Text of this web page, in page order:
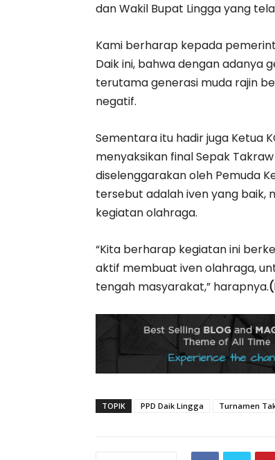
dan Wakil Bupat Lingga yang
Kami berharap kepada
Daik ini, bahwa dengan
terutama generasi muda rajin
negatif.
Sementara itu hadir juga Ketua
menyaksikan final Sepak
diselenggarakan oleh Pemuda
tersebut adalah iven yang baik,
kegiatan olahraga.
“Kita berharap kegiatan ini
aktif membuat iven olahraga,
tengah masyarakat,” harapnya.
TOPIK PPD Daik Lingga Turnamen